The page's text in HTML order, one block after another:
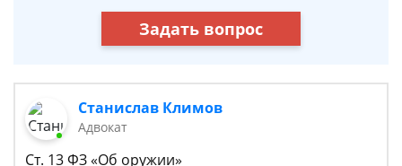
Задать вопрос
Станислав Климов
Адвокат
Ст. 13 ФЗ «Об оружии»